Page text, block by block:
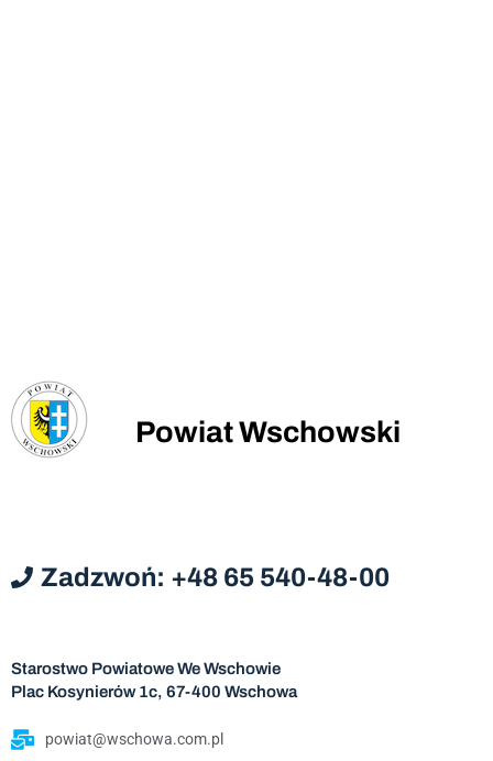
Powiat Wschowski
Zadzwoń: +48 65 540-48-00
Starostwo Powiatowe We Wschowie
Plac Kosynierów 1c, 67-400 Wschowa
powiat@wschowa.com.pl